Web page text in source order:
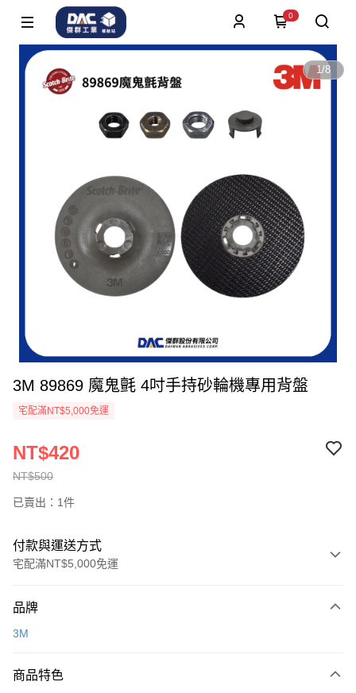
0
1/8
3M 89869 魔鬼氈 4吋手持砂輪機專用背盤
宅配滿NT$5,000免運
NT$500
NT$420
已賣出：1件
付款與運送方式
宅配滿NT$5,000免運
信用卡一次付款
LINE Pay
品牌
3M
商品特色